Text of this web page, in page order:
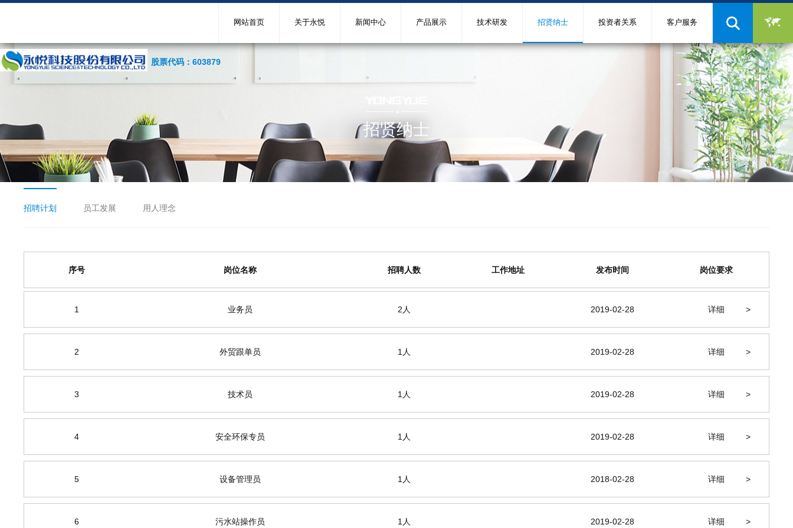
网站首页 关于永悦 新闻中心 产品展示 技术研发 招贤纳士 投资者关系 客户服务
股票代码：603879
招贤纳士
招聘计划 员工发展 用人理念
序号 岗位名称 招聘人数 工作地址 发布时间 岗位要求
1 业务员 2人 2019-02-28 详细 >
2 外贸跟单员 1人 2019-02-28 详细 >
3 技术员 1人 2019-02-28 详细 >
4 安全环保专员 1人 2019-02-28 详细 >
5 设备管理员 1人 2018-02-28 详细 >
6 污水站操作员 1人 2019-02-28 详细 >